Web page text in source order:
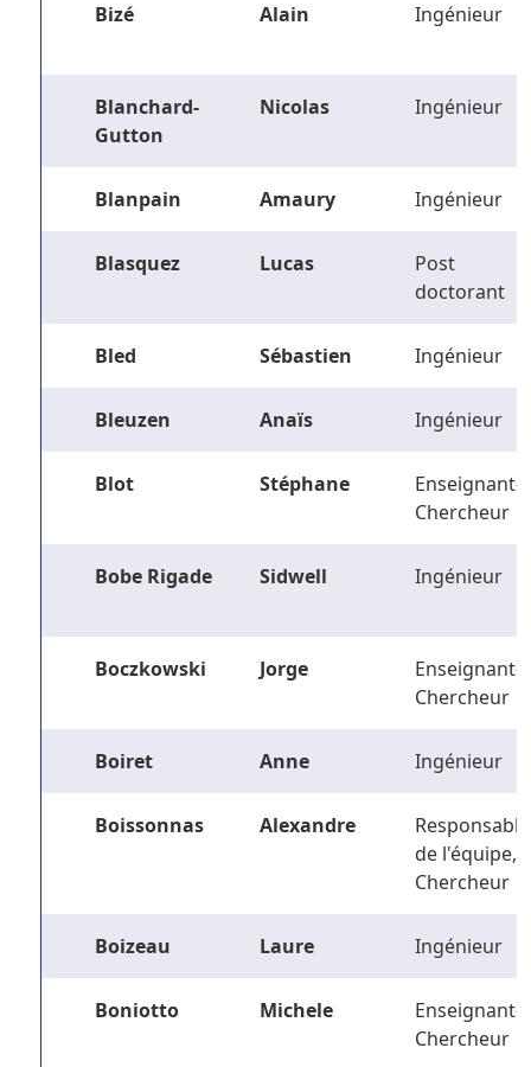
Bizé Alain Ingénieur
Blanchard-
Gutton
Nicolas Ingénieur
Blanpain Amaury Ingénieur
Blasquez Lucas
Post
doctorant
Bled Sébastien Ingénieur
Bleuzen Anaïs Ingénieur
Blot Stéphane
Enseignant-
Chercheur
Bobe Rigade Sidwell Ingénieur
Boczkowski Jorge
Enseignant-
Chercheur
Boiret Anne Ingénieur
Boissonnas Alexandre
Responsable
de l'équipe,
Chercheur
Boizeau Laure Ingénieur
Boniotto Michele
Enseignant-
Chercheur